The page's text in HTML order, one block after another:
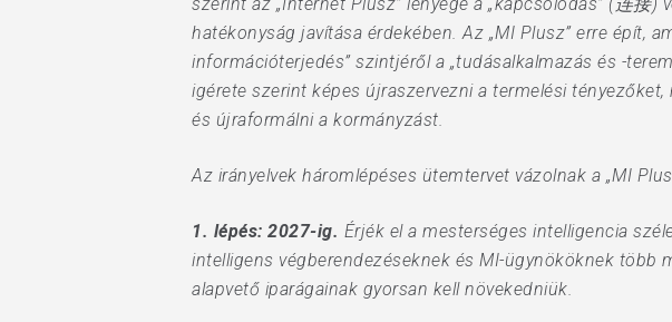
hatékonyság javítása érdekében. Az „MI Plusz” erre épít,
információterjedés” szintjéről a „tudásalkalmazás és -
igérete szerint képes újraszervezni a termelési
és újraformálni a kormányzást.
Az irányelvek háromlépéses ütemtervet vázolnak a „MI
1. lépés: 2027-ig. Érjék el a mesterséges intelligencia
intelligens végberendezéseknek és MI-ügynököknek több
alapvető iparágainak gyorsan kell növekedniük.